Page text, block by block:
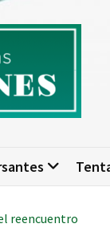
concursantes,
reencuentro